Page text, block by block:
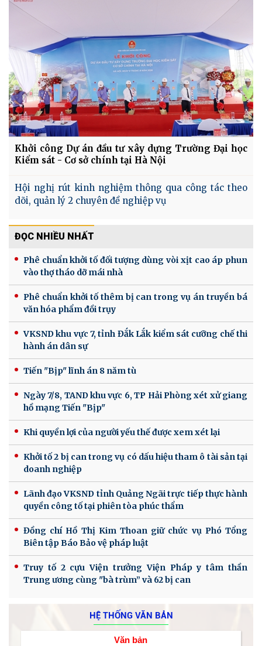
Khởi công Dự án đầu tư xây dựng Trường Đại học
Kiểm sát - Cơ sở chính tại Hà Nội
Hội nghị rút kinh nghiệm thông qua công tác theo
dõi, quản lý 2 chuyên đề nghiệp vụ
ĐỌC NHIỀU NHẤT
Phê chuẩn khởi tố đối tượng dùng vòi xịt cao áp phun
vào thợ tháo dỡ mái nhà
Phê chuẩn khởi tố thêm bị can trong vụ án truyền bá
văn hóa phẩm đồi trụy
VKSND khu vực 7, tỉnh Đắk Lắk kiểm sát cưỡng chế thi
hành án dân sự
Tiến "Bịp" lĩnh án 8 năm tù
Ngày 7/8, TAND khu vực 6, TP Hải Phòng xét xử giang
hồ mạng Tiến "Bịp"
Khi quyền lợi của người yếu thế được xem xét lại
Khởi tố 2 bị can trong vụ có dấu hiệu tham ô tài sản tại
doanh nghiệp
Lãnh đạo VKSND tỉnh Quảng Ngãi trực tiếp thực hành
quyền công tố tại phiên tòa phúc thẩm
Đồng chí Hồ Thị Kim Thoan giữ chức vụ Phó Tổng
Biên tập Báo Bảo vệ pháp luật
Truy tố 2 cựu Viện trưởng Viện Pháp y tâm thần
Trung ương cùng "bà trùm” và 62 bị can
HỆ THỐNG VĂN BẢN
Văn bản